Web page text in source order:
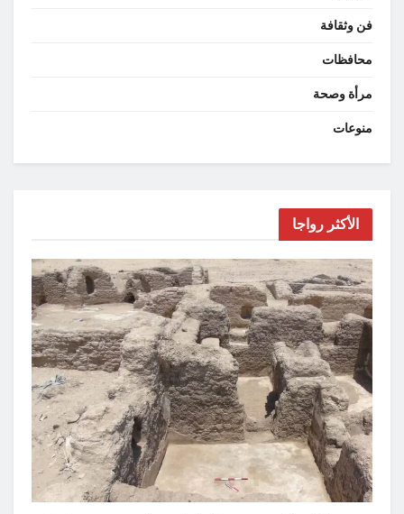
فن وثقافة
محافظات
مرأة وصحة
منوعات
الأكثر رواجا